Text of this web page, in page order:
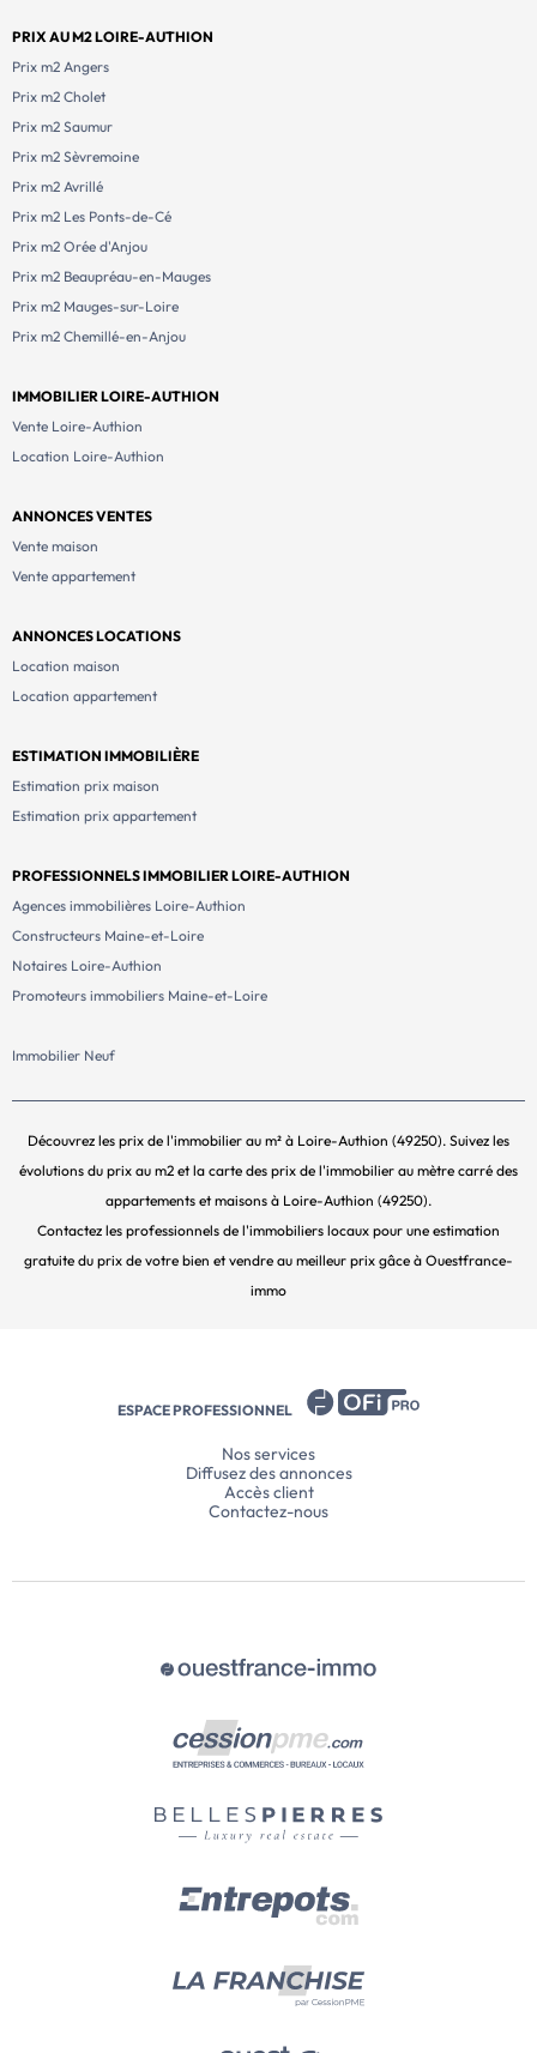
PRIX AU M2 LOIRE-AUTHION
Prix m2 Angers
Prix m2 Cholet
Prix m2 Saumur
Prix m2 Sèvremoine
Prix m2 Avrillé
Prix m2 Les Ponts-de-Cé
Prix m2 Orée d'Anjou
Prix m2 Beaupréau-en-Mauges
Prix m2 Mauges-sur-Loire
Prix m2 Chemillé-en-Anjou
IMMOBILIER LOIRE-AUTHION
Vente Loire-Authion
Location Loire-Authion
ANNONCES VENTES
Vente maison
Vente appartement
ANNONCES LOCATIONS
Location maison
Location appartement
ESTIMATION IMMOBILIÈRE
Estimation prix maison
Estimation prix appartement
PROFESSIONNELS IMMOBILIER LOIRE-AUTHION
Agences immobilières Loire-Authion
Constructeurs Maine-et-Loire
Notaires Loire-Authion
Promoteurs immobiliers Maine-et-Loire
Immobilier Neuf
Découvrez les prix de l'immobilier au m² à Loire-Authion (49250). Suivez les
évolutions du prix au m2 et la carte des prix de l'immobilier au mètre carré des
appartements et maisons à Loire-Authion (49250).
Contactez les professionnels de l'immobiliers locaux pour une estimation
gratuite du prix de votre bien et vendre au meilleur prix gâce à Ouestfrance-
immo
ESPACE PROFESSIONNEL
Nos services
Diffusez des annonces
Accès client
Contactez-nous